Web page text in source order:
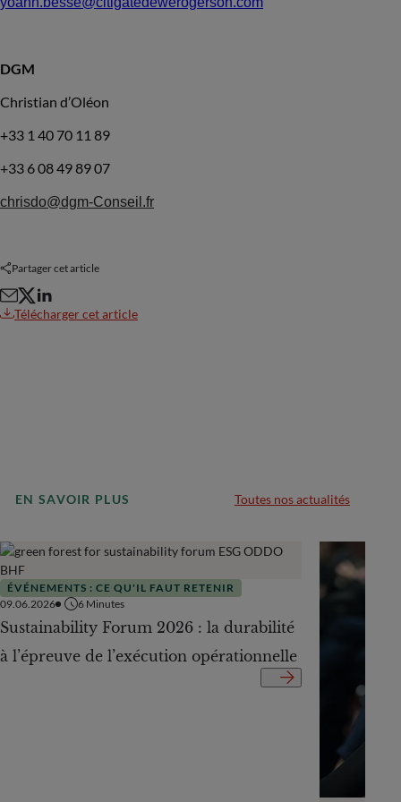
DGM
Christian d’Oléon
+33 1 40 70 11 89
+33 6 08 49 89 07
chrisdo@dgm-Conseil.fr
Partager cet article
Télécharger cet article
EN SAVOIR PLUS Toutes nos actualités
ÉVÉNEMENTS : CE QU'IL FAUT RETENIR
09.06.2026
6 Minutes
Sustainability Forum 2026 : la durabilité
à l’épreuve de l’exécution opérationnelle